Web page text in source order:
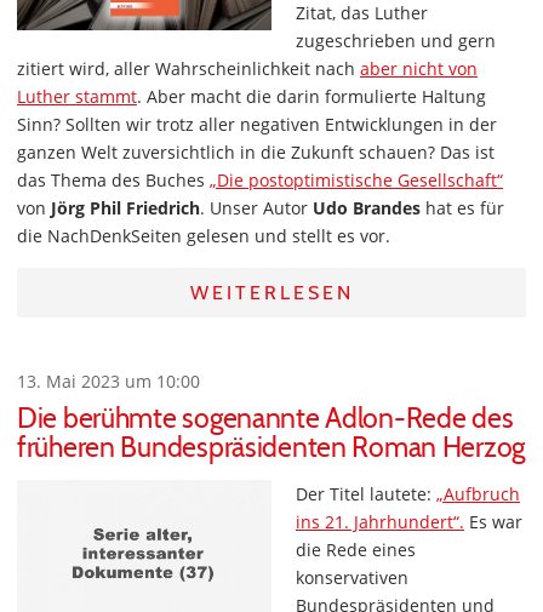
Zitat, das Luther
zugeschrieben und gern
zitiert wird, aller Wahrscheinlichkeit nach aber nicht von
Luther stammt. Aber macht die darin formulierte Haltung
Sinn? Sollten wir trotz aller negativen Entwicklungen in der
ganzen Welt zuversichtlich in die Zukunft schauen? Das ist
das Thema des Buches „Die postoptimistische Gesellschaft“
von Jörg Phil Friedrich. Unser Autor Udo Brandes hat es für
die NachDenkSeiten gelesen und stellt es vor.
WEITERLESEN
13. Mai 2023 um 10:00
Die berühmte sogenannte Adlon-Rede des
früheren Bundespräsidenten Roman Herzog
Der Titel lautete: „Aufbruch
ins 21. Jahrhundert“. Es war
die Rede eines
konservativen
Bundespräsidenten und